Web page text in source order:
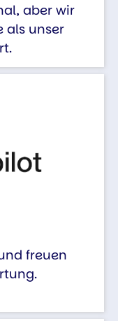
aber wir
als unser
freuen